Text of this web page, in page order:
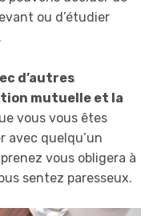
ou d’étudier
d’autres
mutuelle et la
vous vous êtes
avec quelqu’un
vous obligera à
sentez paresseux.